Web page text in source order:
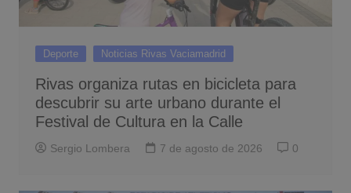
Deporte Noticias Rivas Vaciamadrid
Rivas organiza rutas en bicicleta para
descubrir su arte urbano durante el
Festival de Cultura en la Calle
Sergio Lombera 7 de agosto de 2026 0